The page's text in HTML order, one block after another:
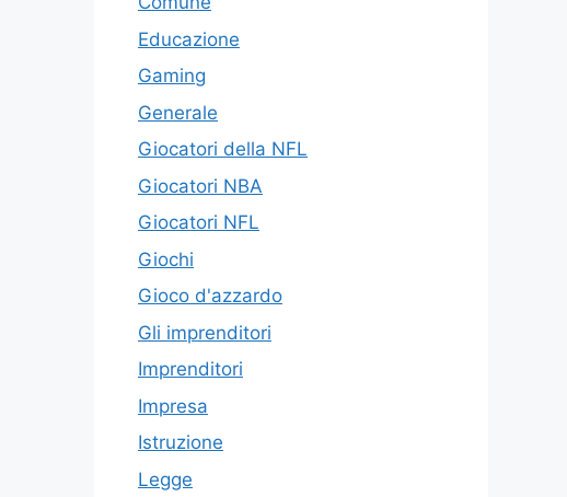
Educazione
Gaming
Generale
Giocatori della NFL
Giocatori NBA
Giocatori NFL
Giochi
Gioco d'azzardo
Gli imprenditori
Imprenditori
Impresa
Istruzione
Legge